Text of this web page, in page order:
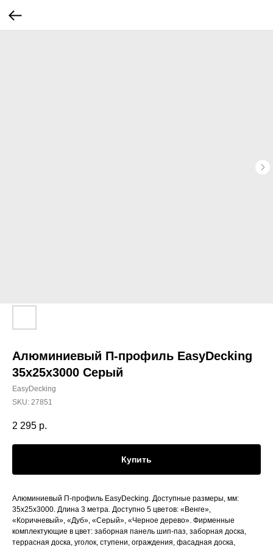
Алюминиевый П-профиль EasyDecking
35x25x3000 Серый
EasyDecking
SKU: 27851
2 295 р.
Купить
Алюминиевый П-профиль EasyDecking. Доступные размеры, мм:
35x25x3000. Длина 3 метра. Доступно 5 цветов: «Венге»,
«Коричневый», «Дуб», «Серый», «Черное дерево». Фирменные
комплектующие в цвет: заборная панель шип-паз, заборная доска,
террасная доска, уголок, ступени, ограждения, фасадная доска,